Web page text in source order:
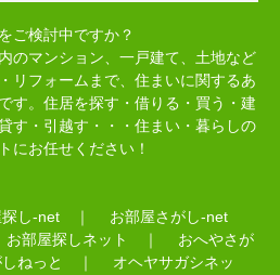
ご検討中ですか？
のマンション、一戸建て、土地など
リフォームまで、住まいに関するあ
す。住居を探す・借りる・買う・建
す・引越す・・・住まい・暮らしの
にお任せください！
し-net ｜ お部屋さがし-net
お部屋探しネット ｜ おへやさが
ねっと ｜ オヘヤサガシネッ